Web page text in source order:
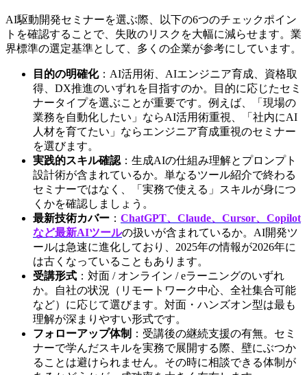
AI駆動開発セミナーを選ぶ際、以下の6つのチェックポイン
トを確認することで、失敗のリスクを大幅に減らせます。業
界標準の選定基準として、多くの企業が参考にしています。
目的の明確化：AI活用術、AIエンジニア育成、資格取
得、DX推進のいずれを目指すのか。目的に応じたセミ
ナータイプを選ぶことが重要です。例えば、「現場の
業務を自動化したい」ならAI活用術重視、「社内にAI
人材を育てたい」ならエンジニア育成重視のセミナー
を選びます。
実践的スキル確認：生成AIの仕組み理解とプロンプト
設計術が含まれているか。単なるツール紹介で終わる
セミナーではなく、「実務で使える」スキルが身につ
くかを確認しましょう。
最新技術カバー ： ChatGPT、Claude、Cursor、Copilot
など最新AIツールの扱いが含まれているか。AI開発ツ
ールは急速に進化しており、2025年の情報が2026年に
は古くなっていることもあります。
受講形式 ：対面 / オンライン / eラーニングのいずれ
か。自社の状況（リモートワーク中心、全社集合可能
など）に応じて選びます。対面・ハンズオン型は最も
理解が深まりやすい形式です。
フォローアップ体制 ：受講後の継続支援の有無。セミ
ナーで学んだスキルを実務で展開する際、壁にぶつか
ることは避けられません。その時に相談できる体制が